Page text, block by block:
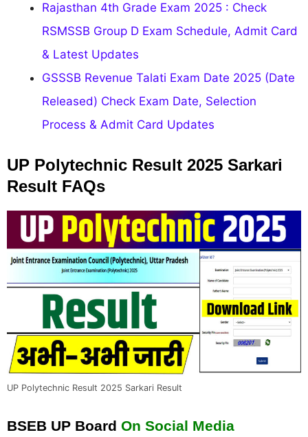
Rajasthan 4th Grade Exam 2025 : Check
RSMSSB Group D Exam Schedule, Admit Card
& Latest Updates
GSSSB Revenue Talati Exam Date 2025 (Date
Released) Check Exam Date, Selection
Process & Admit Card Updates
UP Polytechnic Result 2025 Sarkari
Result FAQs
UP Polytechnic Result 2025 Sarkari Result
BSEB UP Board On Social Media